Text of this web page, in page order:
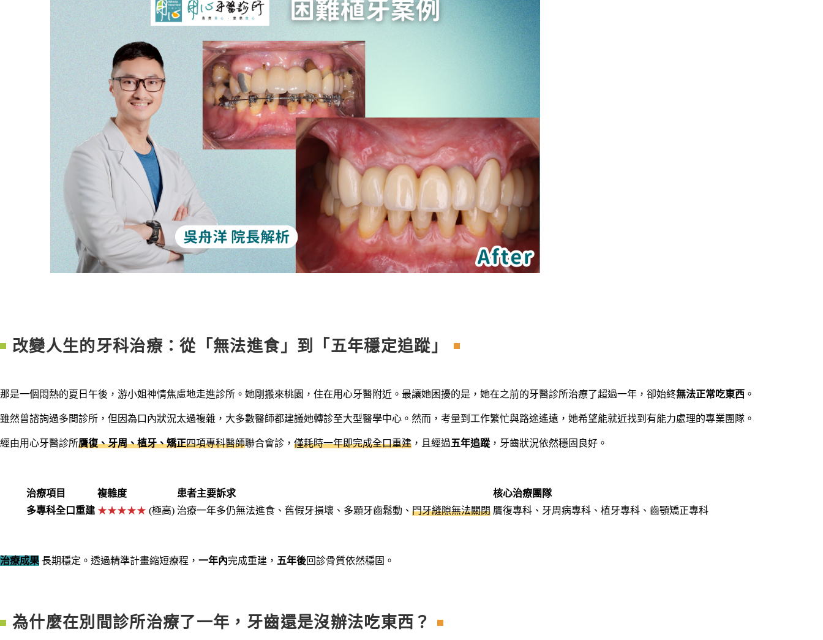
改變人生的牙科治療：從「無法進食」到「五年穩定追蹤」
那是一個悶熱的夏日午後，游小姐神情焦慮地走進診所。她剛搬來桃園，住在用心牙醫附近。最讓她困擾的是，她在之前的牙醫診所治療了超過一年，卻始終無法正常吃東西 。
雖然曾諮詢過多間診所，但因為口內狀況太過複雜，大多數醫師都建議她轉診至大型醫學中心。然而，考量到工作繁忙與路途遙遠，她希望能就近找到有能力處理的專業團隊。
經由用心牙醫診所贋復、牙周、植牙、矯正四項專科醫師聯合會診， 僅耗時一年即完成全口重建 ，且經過五年追蹤 ，牙齒狀況依然穩固良好。
治療項目 複雜度 患者主要訴求
核心治療團隊
多專科全口重建 ★★★★★ (極高) 治療一年多仍無法進食、舊假牙損壞、多顆牙齒鬆動、 門牙縫隙無法關閉 贋復專科、牙周病專科、植牙專科、齒顎矯正專科
治療成果 長期穩定。透過精準計畫縮短療程， 一年內完成重建， 五年後回診骨質依然穩固。
為什麼在別間診所治療了一年，牙齒還是沒辦法吃東西？